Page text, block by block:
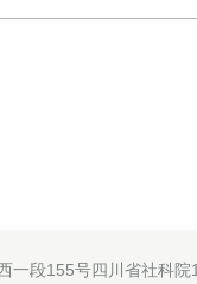
一段155号四川省社科院